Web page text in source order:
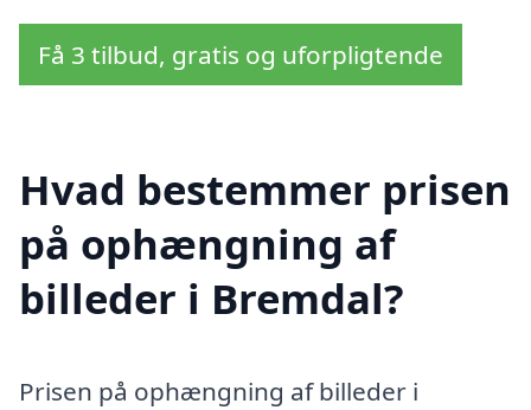
Få 3 tilbud, gratis og uforpligtende
Hvad bestemmer prisen
på ophængning af
billeder i Bremdal?
Prisen på ophængning af billeder i